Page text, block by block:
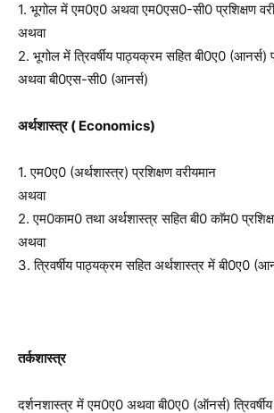
1. भूगोल में एम0ए0 अथवा एम0एस0-सी0 प्रशिक्षण
अथवा
2. भूगोल में त्रिवर्षीय पाठ्यक्रम सहित बी0ए0 (आनर्स)
अथवा बी0एस-सी0 (आनर्स)
अर्थशास्त्र ( Economics)
1. एम0ए0 (अर्थशास्त्र) प्रशिक्षण वरीयमान
अथवा
2. एम0काम0 तथा अर्थशास्त्र सहित बी0 काॅम0
अथवा
3. त्रिवर्षीय पाठ्यक्रम सहित अर्थशास्त्र में बी0ए0
तर्कशास्त्र
दर्शनशास्त्र में एम0ए0 अथवा बी0ए0 (ऑनर्स)